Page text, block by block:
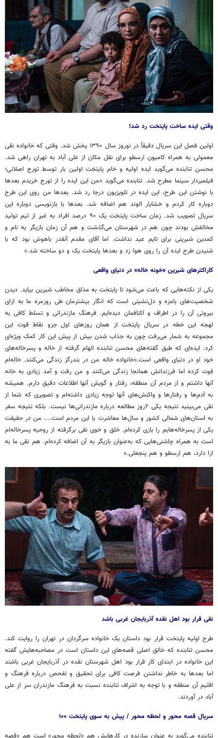
وقتی ایده ساخت پایتخت رد شد!
اولین فصل این سریال دقیقاً در نوروز سال ۱۳۹۰ پخش شد. وقتی که خانواده نقی
معمولی به همراه کامیون ارسطو برای نقل مکان از علی آباد به تهران راهی شد.
محسن تنابنده می‌گوید ایده اولیه و خام پایتخت اولین بار توسط تورج اصلانی؛
فیلمبردار سینما مطرح شد. تنابنده می‌گوید «من این ایده را از تورج خریدم بعدها
با نوشتن این طرح، این ایده در تلویزیون درجا رد شد. بعدها من روی این طرح
دوباره کار کردم و خشایار الوند هم اضافه شد. بعدها با بازنویسی دوباره این
سریال تصویب شد. زمان ساخت پایتخت یک ۹۰ درصد افراد به غیر از تیم تولید
مخالفش بودند چون هم در شهرستان می‌گذشت و هم آن زمان بازیگر به نام و
کمدین شیرینی برای تایم عید نداشت. اما آقای مقدم آنقدر باهوش بود که با
شنیدن طرح ایده آن را روی هوا زد و بعدها پایتخت یک و دو ساخته شد.»
کاراکترهای شیرین «خونه خاله» در دنیای واقعی
یکی از نکته‌هایی که باعث می‌شود تا پایتخت به مذاق مخاطب شیرین بیاید. دیدن
شخصیت‌های بامزه و دل‌نشینی است که انگار بیشترمان طی روزمره ما به ازای
بیرونی آن را در اطراف و اکنافمان دیده‌ایم. فرهنگ مازندرانی و تسلط کافی به
لهجه اینخطه در سریال پایتخت از همان روزهای اولجزو نقاط قوت این
مجموعه به شمار می‌رفت چون به جذاب شدن بیش از پیش این کار کمک ویژه‌ای
کرد. ایده‌ای که طبق گفته‌های محسن تنابنده الهام گرفته از خاله و پسرخاله‌های
خود او در دنیای واقعی است.«خانواده خاله من در بندرگز زندگی می‌کنند. خاله‌ام
فوت کرده اما فرزندانش همانجا زندگی می‌کنند و من رفت و آمد زیادی به خانه
آنها داشتم و از مردم آن منطقه، رفتار و گویش آنها اطلاعات دقیق دارم. همیشه
به آدم‌ها و رفتارها و واکنش‌های آنها توجه زیادی داشته‌ام و تصویری که شما از
نقی می‌بینید نتیجه یکی ۲روز
مطالعه درباره مازندرانی‌ها نیست. بلکه نتیجه سفر
به استان‌های شمالی کشور و سال‌ها معاشرت با این مردم است.... من در حقیقت
یکی از پسرخاله‌هایم را بازی کرده‌ام. خلق و خوی نقی برگرفته از روحیه پسرخاله‌ام
است به همراه چاشنی‌هایی که به‌عنوان بازیگر به آن اضافه کرده‌ام. هم نقی ما به
ازا دارد، هم ارسطو و هم پنجعلی.»
نقی قرار بود اهل نقده آذربایجان غربی باشد
طرح اولیه پایتخت قرار بود داستان یک خانواده سرگردان در تهران را روایت کند.
محسن تنابنده که خالق اصلی قصه‌های این داستان است در مصاحبه‌هایش گفته
این خانواده در ابتدای کار قرار بود اهل شهرستان نقده در آذربایجان غربی باشند
اما بعدها به خاطر نداشتن فرصت کافی برای تحقیق و تفحص درباره فرهنگ و
اقلیم آن منطقه و با توجه به اشراف تنابنده نسبت به فرهنگ مازندران سر از علی
آباد در آوردند.
سریال قصه محور و لحظه محور / پیش به سوی پایتخت ۱۰۰
تنابنده می‌گوید به عنوان سازنده در کارهایش هم «لحظه محور» است هم «قصه